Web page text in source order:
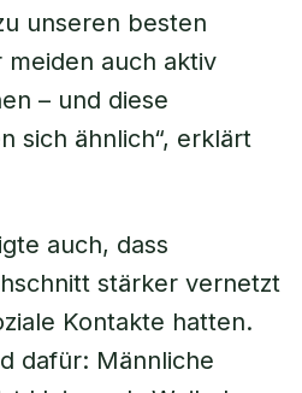
unseren besten
meiden auch aktiv
– und diese
sich ähnlich“, erklärt
auch, dass
stärker vernetzt
Kontakte hatten.
dafür: Männliche